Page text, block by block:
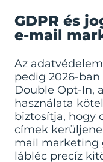
GDPR és
e-mail
Az
pedig 2026-
Double Opt-In,
használata
biztosítja, hogy
címek
mail marketing
lábléc precíz